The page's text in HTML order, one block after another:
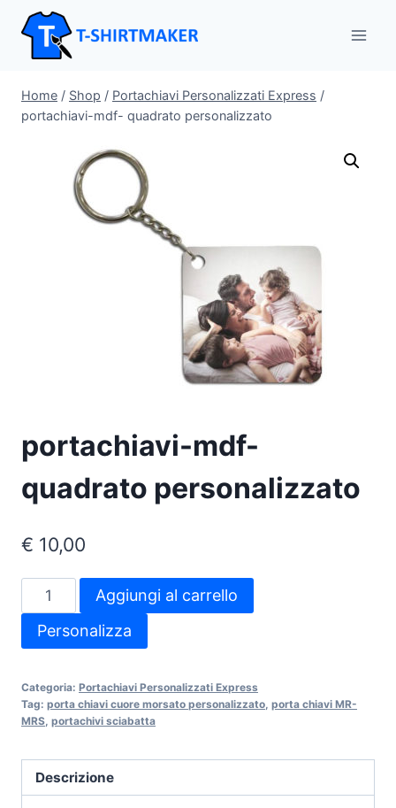
Salta
contenuto
Home / Shop / Portachiavi Personalizzati Express /
portachiavi-mdf- quadrato personalizzato
portachiavi-mdf-
quadrato personalizzato
€ 10,00
portachiavi-
mdf-
quadrato
quantità
Aggiungi al carrello
Personalizza
Categoria: Portachiavi Personalizzati Express
Tag: porta chiavi cuore morsato personalizzato porta chiavi MR-
MRS portachivi sciabatta
Descrizione